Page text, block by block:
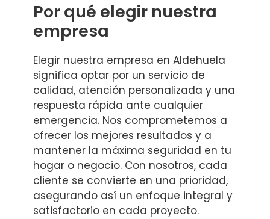
Por qué elegir nuestra
empresa
Elegir nuestra empresa en Aldehuela
significa optar por un servicio de
calidad, atención personalizada y una
respuesta rápida ante cualquier
emergencia. Nos comprometemos a
ofrecer los mejores resultados y a
mantener la máxima seguridad en tu
hogar o negocio. Con nosotros, cada
cliente se convierte en una prioridad,
asegurando así un enfoque integral y
satisfactorio en cada proyecto.